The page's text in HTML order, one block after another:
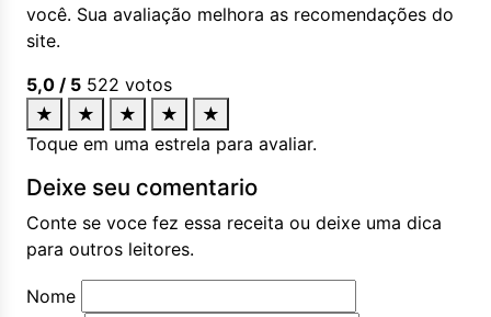
você. Sua avaliação melhora as recomendações do
site.
5,0 / 5 522 votos
★
★ ★ ★
★
Toque em uma estrela para avaliar.
Deixe seu comentario
Conte se voce fez essa receita ou deixe uma dica
para outros leitores.
Nome